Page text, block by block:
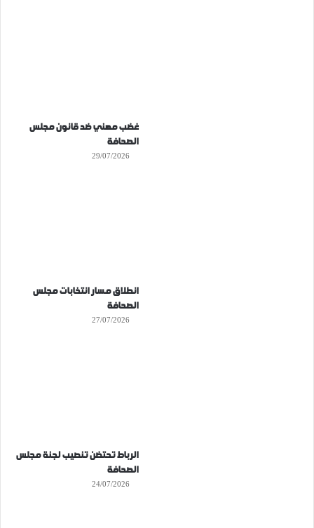
غضب مهني ضد قانون مجلس
الصحافة
29/07/2026
انطلاق مسار انتخابات مجلس
الصحافة
27/07/2026
الرباط تحتضن تنصيب لجنة مجلس
الصحافة
24/07/2026